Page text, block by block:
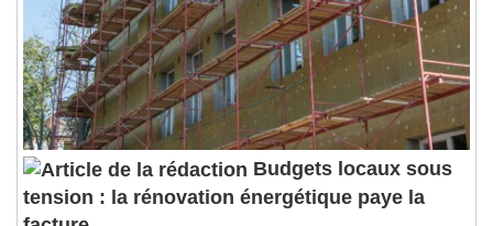
Budgets locaux sous
tension : la rénovation énergétique paye la